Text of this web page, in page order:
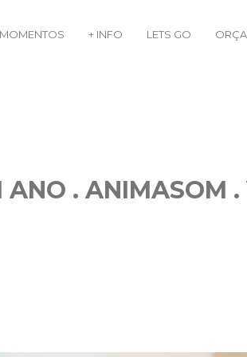
MOMENTOS + INFO LETS GO
. ANIMASOM .